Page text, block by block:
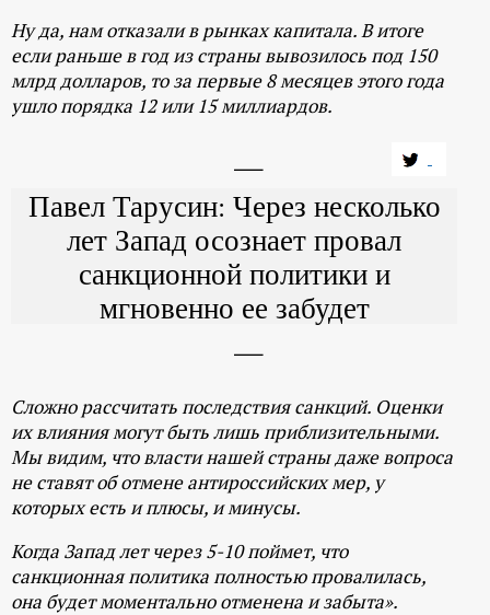
Ну да, нам отказали в рынках капитала. В итоге
если раньше в год из страны вывозилось под 150
млрд долларов, то за первые 8 месяцев этого года
ушло порядка 12 или 15 миллиардов.
Павел Тарусин: Через несколько
лет Запад осознает провал
санкционной политики и
мгновенно ее забудет
Сложно рассчитать последствия санкций. Оценки
их влияния могут быть лишь приблизительными.
Мы видим, что власти нашей страны даже вопроса
не ставят об отмене антироссийских мер, у
которых есть и плюсы, и минусы.
Когда Запад лет через 5-10 поймет, что
санкционная политика полностью провалилась,
она будет моментально отменена и забыта».